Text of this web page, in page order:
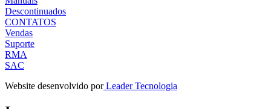
Descontinuados
CONTATOS
Vendas
Suporte
RMA
SAC
Website desenvolvido porLeader Tecnologia